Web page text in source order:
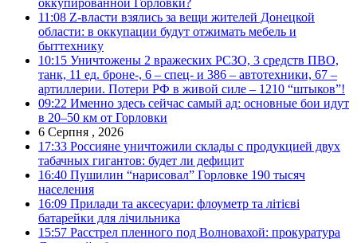
11:08 Z-власти взялись за вещи жителей Донецкой
области: в оккупации будут отжимать мебель и
быттехнику
10:15 Уничтожены 2 вражеских РСЗО, 3 средств ПВО,
танк, 11 ед. броне-, 6 – спец- и 386 – автотехники, 67 –
артиллерии. Потери РФ в живой силе – 1210 “штыков”!
09:22 Именно здесь сейчас самый ад: основные бои идут
в 20–50 км от Горловки
6 Серпня , 2026
17:33 Россияне уничтожили склады с продукцией двух
табачных гигантов: будет ли дефицит
16:40 Пушилин “нарисовал” Горловке 190 тысяч
населения
16:09 Прилади та аксесуари: флоуметр та літієві
батарейки для лічильника
15:57 Расстрел пленного под Волновахой: прокуратура